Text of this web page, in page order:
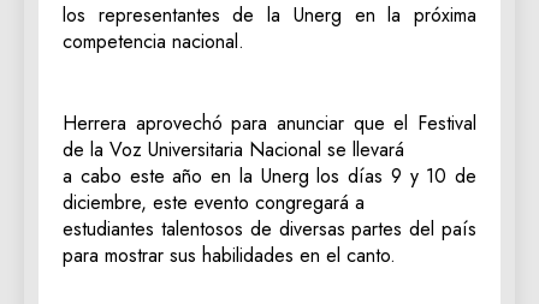
los representantes de la Unerg en la próxima
competencia nacional.
Herrera aprovechó para anunciar que el Festival
de la Voz Universitaria Nacional se llevará
a cabo este año en la Unerg los días 9 y 10 de
diciembre, este evento congregará a
estudiantes talentosos de diversas partes del país
para mostrar sus habilidades en el canto.